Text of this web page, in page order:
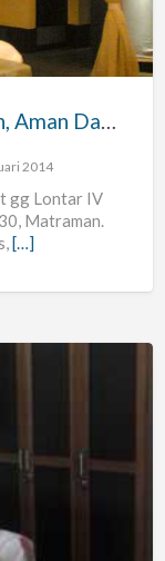
Rumah Kos Hokkie Yang Murah, Aman Dan Nyaman
2014
gg Lontar IV
Matraman.
[…]